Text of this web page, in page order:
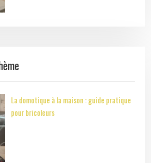
La domotique à la maison : guide pratique
pour bricoleurs